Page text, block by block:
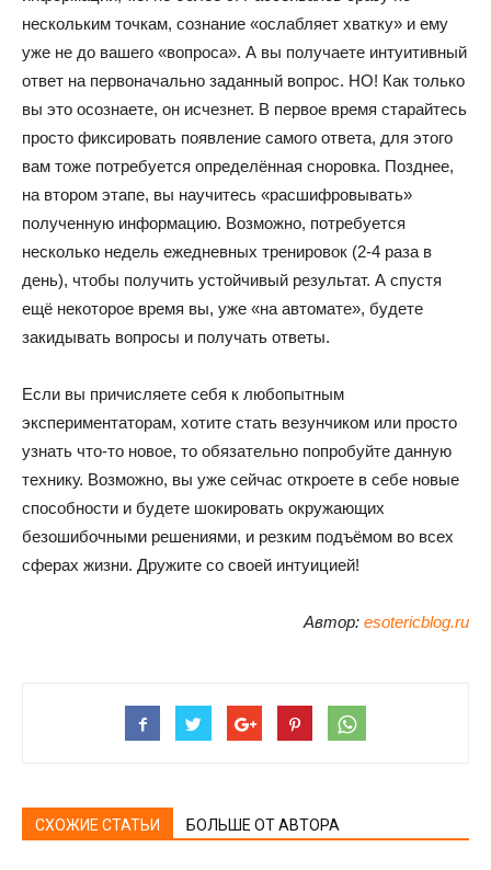
нескольким точкам, сознание «ослабляет хватку» и ему
уже не до вашего «вопроса». А вы получаете интуитивный
ответ на первоначально заданный вопрос. НО! Как только
вы это осознаете, он исчезнет. В первое время старайтесь
просто фиксировать появление самого ответа, для этого
вам тоже потребуется определённая сноровка. Позднее,
на втором этапе, вы научитесь «расшифровывать»
полученную информацию. Возможно, потребуется
несколько недель ежедневных тренировок (2-4 раза в
день), чтобы получить устойчивый результат. А спустя
ещё некоторое время вы, уже «на автомате», будете
закидывать вопросы и получать ответы.
Если вы причисляете себя к любопытным
экспериментаторам, хотите стать везунчиком или просто
узнать что-то новое, то обязательно попробуйте данную
технику. Возможно, вы уже сейчас откроете в себе новые
способности и будете шокировать окружающих
безошибочными решениями, и резким подъёмом во всех
сферах жизни. Дружите со своей интуицией!
Автор: esotericblog.ru
СХОЖИЕ СТАТЬИ БОЛЬШЕ ОТ АВТОРА